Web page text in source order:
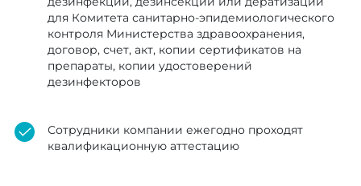
для Комитета санитарно-эпидемиологического
контроля Министерства здравоохранения,
договор, счет, акт, копии сертификатов на
препараты, копии удостоверений
дезинфекторов
Сотрудники компании ежегодно проходят
квалификационную аттестацию